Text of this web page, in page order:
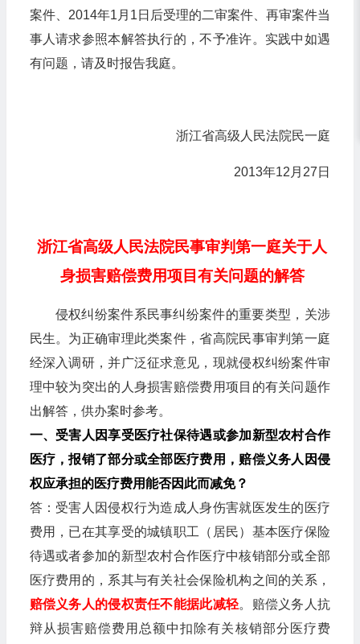
案件、2014年1月1日后受理的二审案件、再审案件当
事人请求参照本解答执行的，不予准许。实践中如遇
有问题，请及时报告我庭。
浙江省高级人民法院民一庭
2013年12月27日
浙江省高级人民法院民事审判第一庭关于人
身损害赔偿费用项目有关问题的解答
侵权纠纷案件系民事纠纷案件的重要类型，关涉
民生。为正确审理此类案件，省高院民事审判第一庭
经深入调研，并广泛征求意见，现就侵权纠纷案件审
理中较为突出的人身损害赔偿费用项目的有关问题作
出解答，供办案时参考。
一、受害人因享受医疗社保待遇或参加新型农村合作
医疗，报销了部分或全部医疗费用，赔偿义务人因侵
权应承担的医疗费用能否因此而减免？
答：受害人因侵权行为造成人身伤害就医发生的医疗
费用，已在其享受的城镇职工（居民）基本医疗保险
待遇或者参加的新型农村合作医疗中核销部分或全部
医疗费用的，系其与有关社会保险机构之间的关系，
赔偿义务人的侵权责任不能据此减轻。赔偿义务人抗
辩从损害赔偿费用总额中扣除有关核销部分医疗费